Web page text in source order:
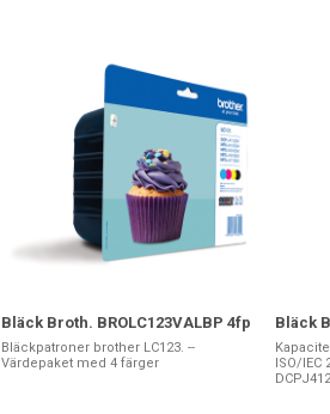
Bläck Broth. BROLC123VALBP 4fp
Bläckpatroner brother LC123. --
Värdepaket med 4 färger
Bläck
ISO/IEC